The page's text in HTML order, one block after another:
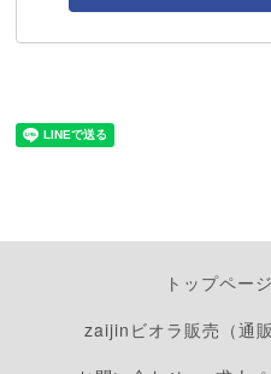
トップページ
zaijinビオラ販売（通